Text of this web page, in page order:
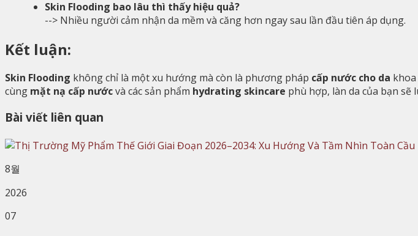
Skin Flooding bao lâu thì thấy hiệu quả?
--> Nhiều người cảm nhận da mềm và căng hơn ngay sau lần đầu tiên áp dụng.
Kết luận:
Skin Flooding không chỉ là một xu hướng mà còn là phương pháp cấp nước cho da
cùng mặt nạ cấp nướcvà các sản phẩm hydrating skincare phù hợp, làn da của bạn
Bài viết liên quan
8월
2026
07